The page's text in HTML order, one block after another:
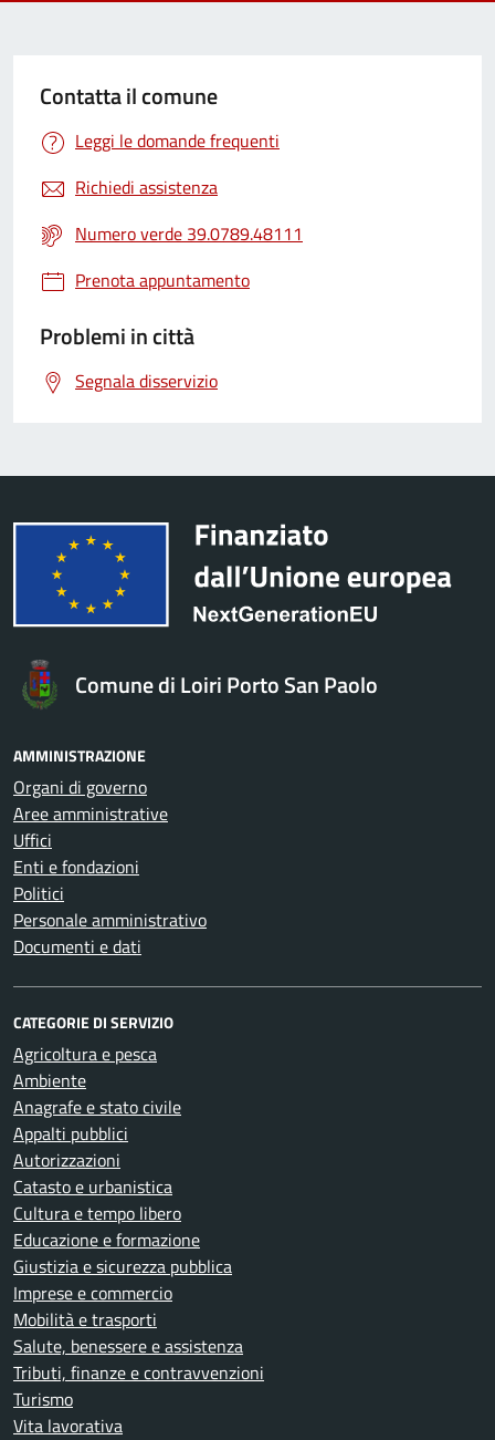
Contatta il comune
Leggi le domande frequenti
Richiedi assistenza
Numero verde 39.0789.48111
Prenota appuntamento
Problemi in città
Segnala disservizio
Comune di Loiri Porto San Paolo
AMMINISTRAZIONE
Organi di governo
Aree amministrative
Uffici
Enti e fondazioni
Politici
Personale amministrativo
Documenti e dati
CATEGORIE DI SERVIZIO
Agricoltura e pesca
Ambiente
Anagrafe e stato civile
Appalti pubblici
Autorizzazioni
Catasto e urbanistica
Cultura e tempo libero
Educazione e formazione
Giustizia e sicurezza pubblica
Imprese e commercio
Mobilità e trasporti
Salute, benessere e assistenza
Tributi, finanze e contravvenzioni
Turismo
Vita lavorativa